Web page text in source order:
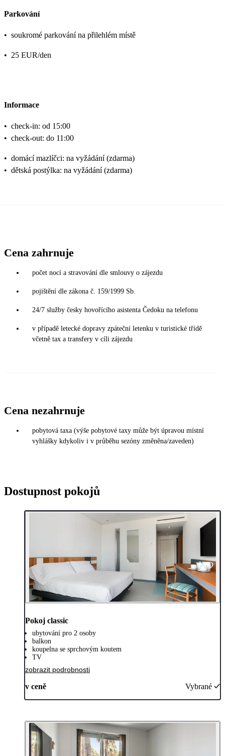
Parkování
• soukromé parkování na přilehlém místě
• 25 EUR/den
Informace
• check-in: od 15:00
• check-out: do 11:00
• domácí mazlíčci: na vyžádání (zdarma)
• dětská postýlka: na vyžádání (zdarma)
Cena zahrnuje
počet nocí a stravování dle smlouvy o zájezdu
pojištění dle zákona č. 159/1999 Sb.
24/7 služby česky hovořícího asistenta Čedoku na telefonu
v případě letecké dopravy zpáteční letenku v turistické třídě
včetně tax a transfery v cíli zájezdu
Cena nezahrnuje
pobytová taxa (výše pobytové taxy může být úpravou místní
vyhlášky kdykoliv i v průběhu sezóny změněna/zaveden)
Dostupnost pokojů
Pokoj classic
ubytování pro 2 osoby
balkon
koupelna se sprchovým koutem
TV
zobrazit podrobnosti
v ceně Vybrané